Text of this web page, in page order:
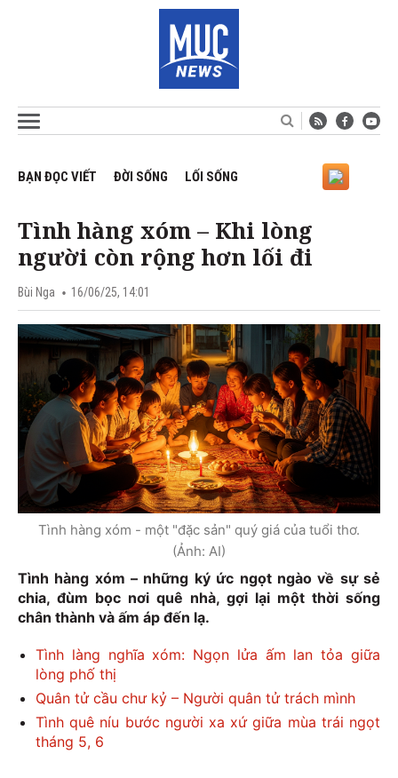
BẠN ĐỌC VIẾT ĐỜI SỐNG LỐI SỐNG
Tình hàng xóm – Khi lòng
người còn rộng hơn lối đi
Bùi Nga 16/06/25, 14:01
Tình hàng xóm - một "đặc sản" quý giá của tuổi thơ.
(Ảnh: AI)
Tình hàng xóm – những ký ức ngọt ngào về sự sẻ
chia, đùm bọc nơi quê nhà, gợi lại một thời sống
chân thành và ấm áp đến lạ.
Tình làng nghĩa xóm: Ngọn lửa ấm lan tỏa giữa
lòng phố thị
Quân tử cầu chư kỷ – Người quân tử trách mình
Tình quê níu bước người xa xứ giữa mùa trái ngọt
tháng 5, 6